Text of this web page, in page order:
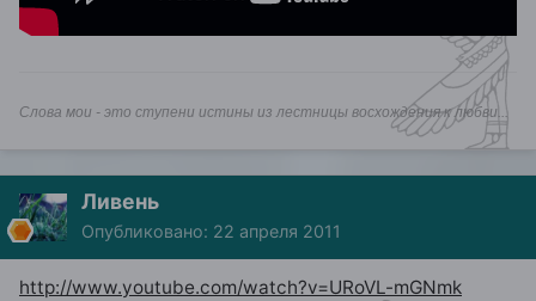
Слова мои - это ступени истины из лестницы восхождения к любви...
Ливень
Опубликовано: 22 апреля 2011
http://www.youtube.com/watch?v=URoVL-mGNmk